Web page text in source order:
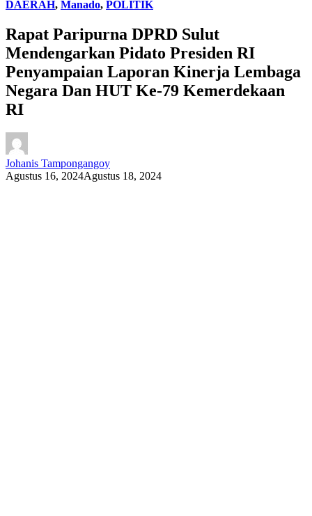
DAERAH, Manado, POLITIK
Rapat Paripurna DPRD Sulut
Mendengarkan Pidato Presiden RI
Penyampaian Laporan Kinerja Lembaga
Negara Dan HUT Ke-79 Kemerdekaan
RI
Johanis Tampongangoy
Agustus 16, 2024Agustus 18, 2024